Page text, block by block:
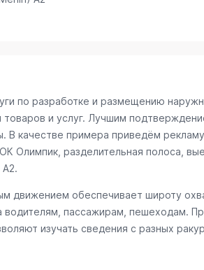
по разработке и размещению
и услуг. Лучшим
В качестве примера приведём
Олимпик, разделительная полоса,
.
движением обеспечивает широту
пассажирам, пешеходам.
изучать сведения с разных